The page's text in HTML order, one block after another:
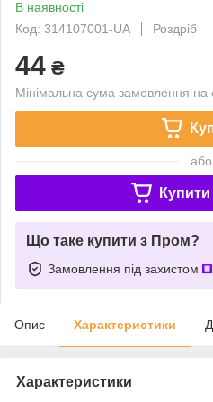
В наявності
Код: 314107001-UA
Роздріб
44 ₴
Мінімальна сума замовлення на
або
Купити
Що таке купити з Пром?
Замовлення під захистом
Опис Характеристики
Характеристики